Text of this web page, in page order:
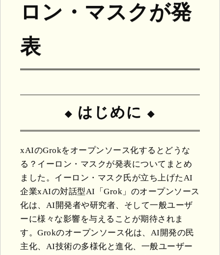
ロン・マスクが発
表
はじめに
xAIのGrokをオープンソース化するとどうな
る？イーロン・マスクが発表についてまとめ
ました。イーロン・マスク氏が立ち上げたAI
企業xAIの対話型AI「Grok」のオープンソース
化は、AI開発者や研究者、そして一般ユーザ
ーに様々な影響を与えることが期待されま
す。Grokのオープンソース化は、AI開発の民
主化、AI技術の多様化と進化、一般ユーザー